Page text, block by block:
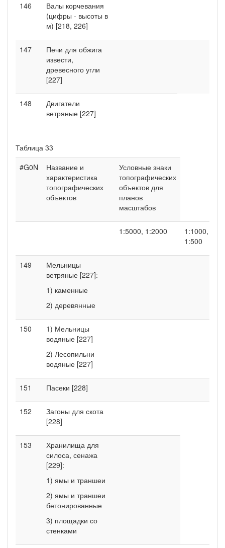
146
Валы корчевания
(цифры - высоты в
м) [218, 226]
147
Печи для обжига
извести,
древесного угли
[227]
148
Двигатели
ветряные [227]
Таблица 33
#G0N
Название и
характеристика
топографических
объектов
Условные знаки
топографических
объектов для
планов
масштабов
1:5000, 1:2000
1:1000,
1:500
149
Мельницы
ветряные [227]:
1) каменные
2) деревянные
150
1) Мельницы
водяные [227]
2) Лесопильни
водяные [227]
151 Пасеки [228]
152
Загоны для скота
[228]
153
Хранилища для
силоса, сенажа
[229]:
1) ямы и траншеи
2) ямы и траншеи
бетонированные
3) площадки со
стенками